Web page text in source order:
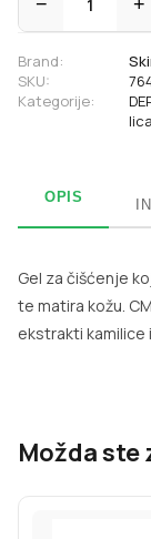
Brand:
SKU:
Kategorije:
lica
OPIS
Gel za čišćenje
te matira kožu.
ekstrakti
Možda ste